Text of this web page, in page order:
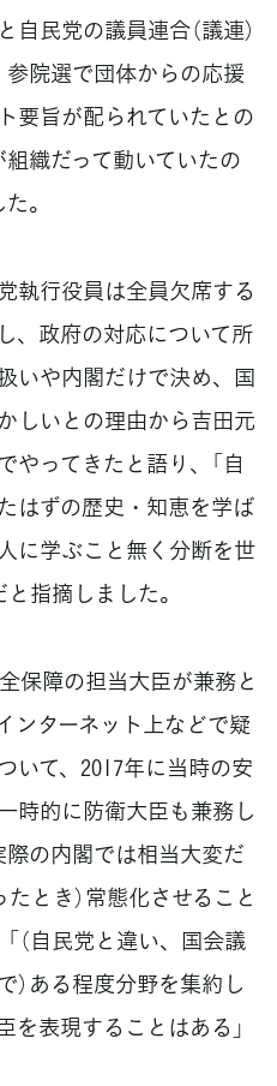
民党の議員連合（議連）
院選で団体からの応援
要旨が配られていたとの
織だって動いていたの
。
執行役員は全員欠席する
、政府の対応について所
いや内閣だけで決め、国
しいとの理由から吉田元
やってきたと語り、「自
はずの歴史・知恵を学ば
に学ぶこと無く分断を世
指摘しました。
保障の担当大臣が兼務と
ンターネット上などで疑
いて、2017年に当時の安
時的に防衛大臣も兼務し
際の内閣では相当大変だ
たとき）常態化させること
（自民党と違い、国会議
）ある程度分野を集約し
を表現することはある」